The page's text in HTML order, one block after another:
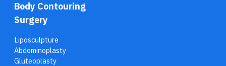
Body Contouring
Surgery
Liposculpture
Abdominoplasty
Gluteoplasty